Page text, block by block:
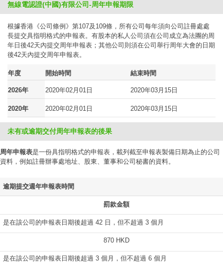
無線電認證(中國)有限公司-周年申報期限
根據香港《公司條例》第107及109條，所有公司每年須向公司註冊處處
長提交具指明格式的申報表。有股本的私人公司須在公司成立為法團的周
年日後42天內提交周年申報表；其他公司則須在公司舉行周年大會的日期
後42天內提交周年申報表。
年度 開始時間 結束時間
2026年 2020年02月01日 2020年03月15日
2020年 2020年02月01日 2020年03月15日
未有或逾期交付周年申報表的後果
周年申報表是一份具指明格式的申報表，載列截至申報表製備日期為止的公司
資料，例如註冊辦事處地址、股東、董事和公司秘書的資料。
逾期提交週年申報表時間
罰款金額
是在該公司的申報表日期後超過 42 日，但不超過 3 個月
870 HKD
是在該公司的申報表日期後超過 3 個月，但不超過 6 個月